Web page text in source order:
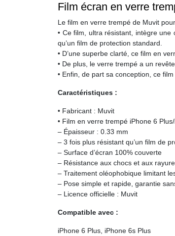
Film écran en verre
Le film en verre trempé de Muvit
• Ce film, ultra résistant, intègre
qu’un film de protection standard.
• D’une superbe clarté, ce film en
• De plus, le verre trempé a un
• Enfin, de part sa conception, ce
Caractéristiques :
• Fabricant : Muvit
• Film en verre trempé iPhone 6
– Épaisseur : 0.33 mm
– 3 fois plus résistant qu’un film de
– Surface d’écran 100% couverte
– Résistance aux chocs et aux
– Traitement oléophobique limitant
– Pose simple et rapide, garantie
– Licence officielle : Muvit
Compatible avec :
iPhone 6 Plus, iPhone 6s Plus